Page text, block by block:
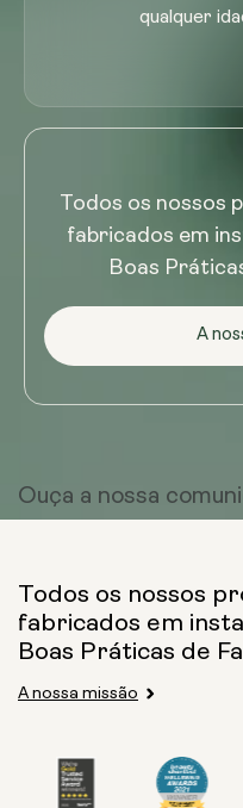
qualquer
Todos os nossos
fabricados em
Boas
A
Ouça a nossa
Todos os nossos
fabricados em
Boas Práticas de
A nossa missão